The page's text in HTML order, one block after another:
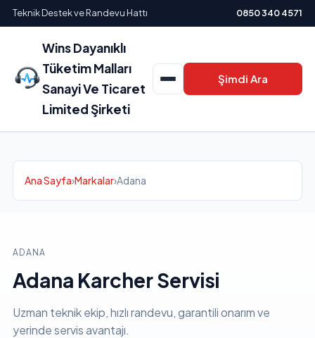
Teknik Destek ve Randevu Hattı 0850 340 4571
Wins Dayanıklı
Tüketim Malları
Sanayi Ve Ticaret
Limited Şirketi
Şimdi Ara
Ana Sayfa›Markalar›Adana
ADANA
Adana Karcher Servisi
Uzman teknik ekip, hızlı randevu, garantili onarım ve
yerinde servis avantajı.